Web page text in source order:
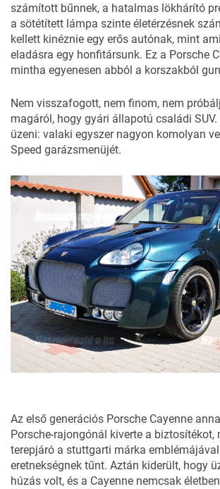
számított bűnnek, a hatalmas lökhárító
a sötétített lámpa szinte életérzésnek
kellett kinéznie egy erős autónak, mint
eladásra egy honfitársunk. Ez a Porsche
mintha egyenesen abból a korszakból
Nem visszafogott, nem finom, nem
magáról, hogy gyári állapotú családi
üzeni: valaki egyszer nagyon komolyan
Speed garázsmenüjét.
Az első generációs Porsche Cayenne
Porsche-rajongónál kiverte a biztosítékot,
terepjáró a stuttgarti márka
eretnekségnek tűnt. Aztán kiderült, hogy
húzás volt, és a Cayenne nemcsak